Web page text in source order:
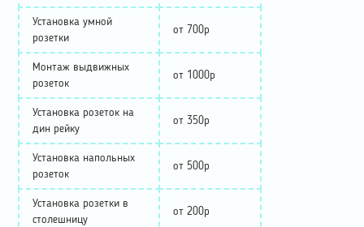
Установка умной
розетки
от 700р
Монтаж выдвижных
розеток
от 1000р
Установка розеток на
дин рейку
от 350р
Установка напольных
розеток
от 500р
Установка розетки в
столешницу
от 200р